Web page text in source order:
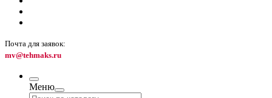
Почта для заявок:
mv@tehmaks.ru
Меню